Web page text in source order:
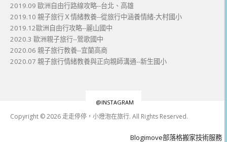
2019.09 歐洲自由行路線攻略--台北、高雄
2019.10 親子旅行Ｘ情緒教養--從旅行中涵養情緒-大村國小
2019.12歐洲自由行攻略--麗山國中
2020.3 歐洲親子旅行--鶯歌國中
2020.06 親子旅行教養--宜蘭高商
2020.07 親子旅行情緒教養與正向親師溝通--新生國小
@INSTAGRAM
Copyright © 2026 走走停停，小燈泡在旅行. All Rights Reserved.
Blogimove部落格搬家技術服務